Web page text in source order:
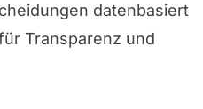
datenbasiert
Transparenz und